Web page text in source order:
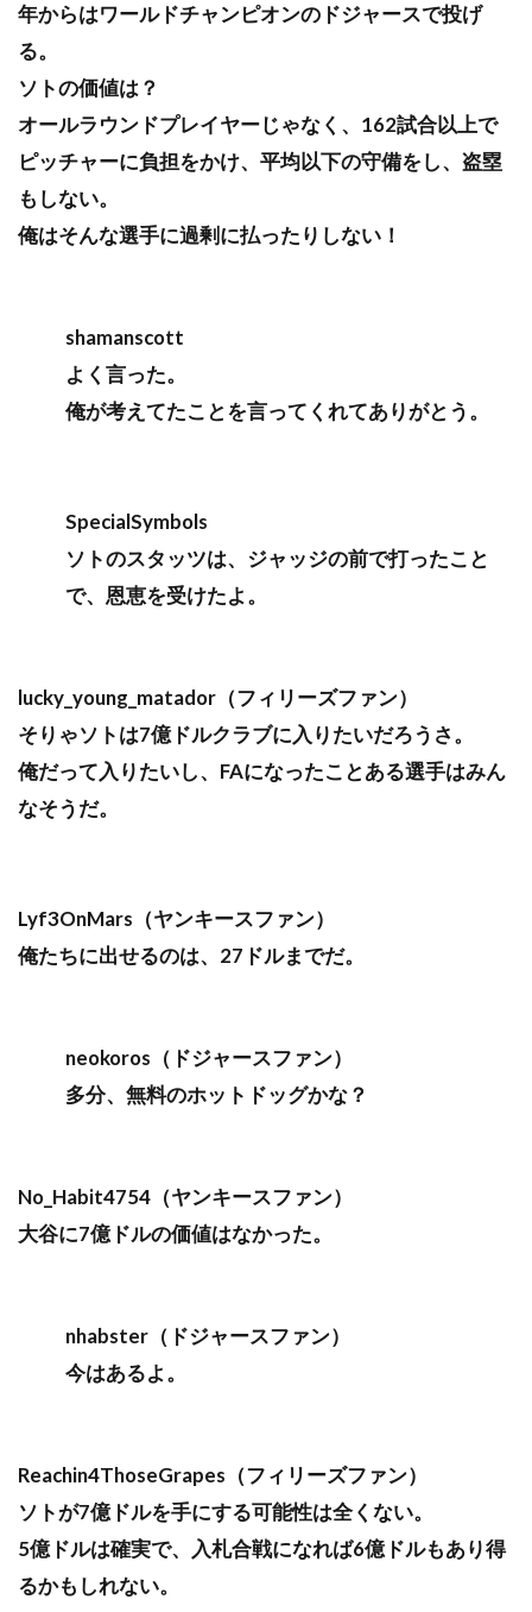
年からはワールドチャンピオンのドジャースで投げ
る。
ソトの価値は？
オールラウンドプレイヤーじゃなく、162試合以上で
ピッチャーに負担をかけ、平均以下の守備をし、盗塁
もしない。
俺はそんな選手に過剰に払ったりしない！
shamanscott
よく言った。
俺が考えてたことを言ってくれてありがとう。
SpecialSymbols
ソトのスタッツは、ジャッジの前で打ったこと
で、恩恵を受けたよ。
lucky_young_matador（フィリーズファン）
そりゃソトは7億ドルクラブに入りたいだろうさ。
俺だって入りたいし、FAになったことある選手はみん
なそうだ。
Lyf3OnMars（ヤンキースファン）
俺たちに出せるのは、27ドルまでだ。
neokoros（ドジャースファン）
多分、無料のホットドッグかな？
No_Habit4754（ヤンキースファン）
大谷に7億ドルの価値はなかった。
nhabster（ドジャースファン）
今はあるよ。
Reachin4ThoseGrapes（フィリーズファン）
ソトが7億ドルを手にする可能性は全くない。
5億ドルは確実で、入札合戦になれば6億ドルもあり得
るかもしれない。